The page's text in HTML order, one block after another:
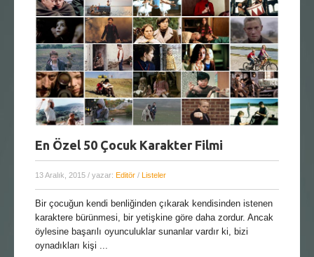
En Özel 50 Çocuk Karakter Filmi
13 Aralık, 2015 / yazar: Editör / Listeler
Bir çocuğun kendi benliğinden çıkarak kendisinden istenen
karaktere bürünmesi, bir yetişkine göre daha zordur. Ancak
öylesine başarılı oyunculuklar sunanlar vardır ki, bizi
oynadıkları kişi ...